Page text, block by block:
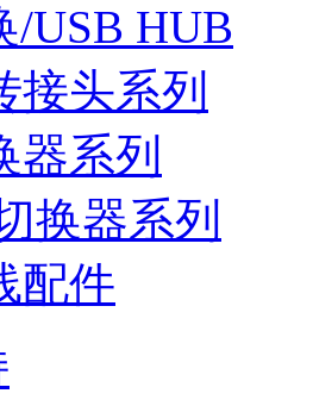
/USB HUB
接头系列
器系列
换器系列
配件